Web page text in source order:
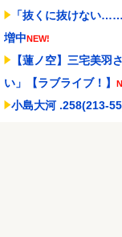
「抜くに抜けない
増中NEW!
【蓮ノ空】三宅美羽
い」【ラブライブ！】
小島大河 .258(213-